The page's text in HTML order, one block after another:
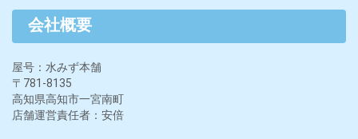
会社概要
屋号：水みず本舗
〒781-8135
高知県高知市一宮南町
店舗運営責任者：安倍